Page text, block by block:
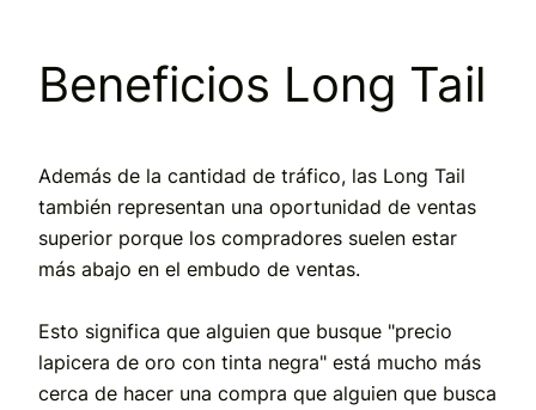
Beneficios Long Tail
Además de la cantidad de tráfico, las Long Tail
también representan una oportunidad de ventas
superior porque los compradores suelen estar
más abajo en el embudo de ventas.
Esto significa que alguien que busque "precio
lapicera de oro con tinta negra" está mucho más
cerca de hacer una compra que alguien que busca